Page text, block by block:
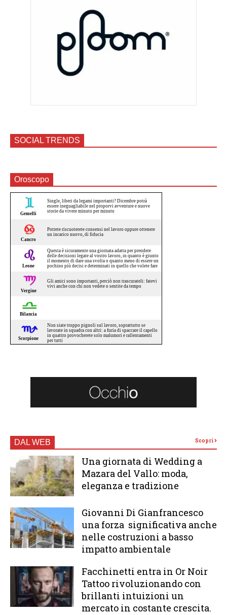
SOCIAL TRENDS
Oroscopo
DAL WEB Scopri
Una giornata di Wedding a
Mazara del Vallo: moda,
eleganza e tradizione
Giovanni Di Gianfrancesco
una forza significativa anche
nelle costruzioni a basso
impatto ambientale
Facchinetti entra in Or Noir
Tattoo rivoluzionando con
brillanti intuizioni un
mercato in costante crescita.